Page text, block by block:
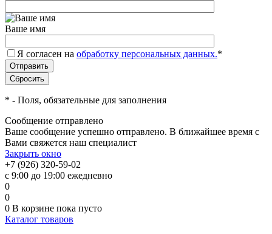
Ваше имя
Я согласен на обработку персональных данных.*
* - Поля, обязательные для заполнения
Сообщение отправлено
Ваше сообщение успешно отправлено. В ближайшее время с
Вами свяжется наш специалист
Закрыть окно
+7 (926) 320-59-02
с 9:00 до 19:00 ежедневно
0
0
0 В корзине пока пусто
Каталог товаров